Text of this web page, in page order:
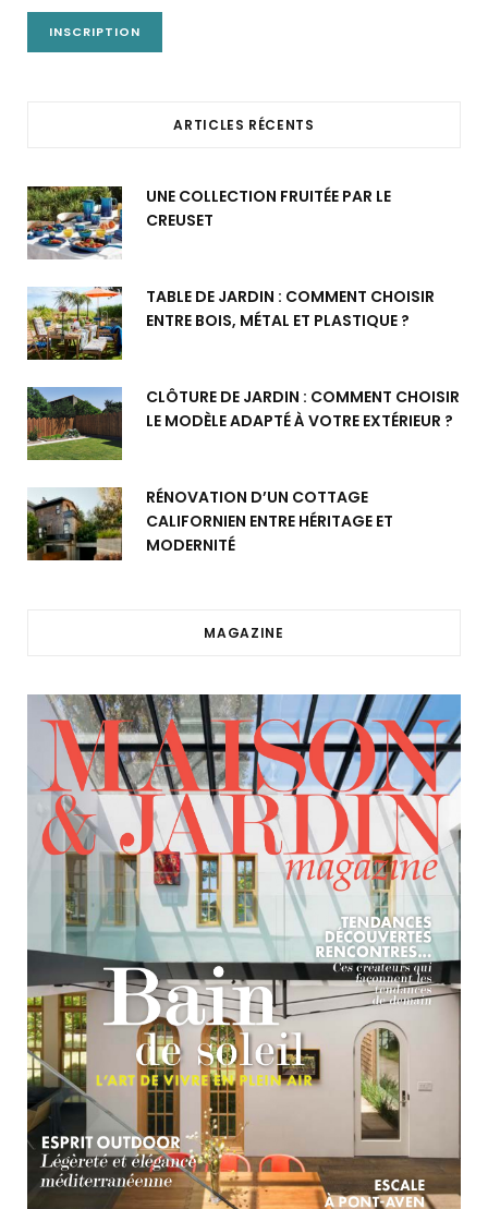
ARTICLES RÉCENTS
UNE COLLECTION FRUITÉE PAR LE
CREUSET
TABLE DE JARDIN : COMMENT CHOISIR
ENTRE BOIS, MÉTAL ET PLASTIQUE ?
CLÔTURE DE JARDIN : COMMENT CHOISIR
LE MODÈLE ADAPTÉ À VOTRE EXTÉRIEUR ?
RÉNOVATION D’UN COTTAGE
CALIFORNIEN ENTRE HÉRITAGE ET
MODERNITÉ
MAGAZINE